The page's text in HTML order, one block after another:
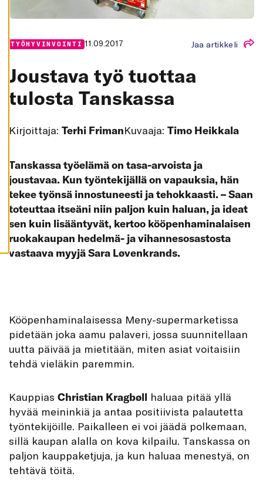
K
I
V
K
A
I
V
Ä
S
T
E
E
T
TYÖHYVINVOINTI 11.09.2017 Jaa artikkeli
Joustava työ tuottaa
tulosta Tanskassa
Kirjoittaja: Terhi FrimanKuvaaja: Timo Heikkala
Tanskassa työelämä on tasa-arvoista ja
joustavaa. Kun työntekijällä on vapauksia, hän
tekee työnsä innostuneesti ja tehokkaasti. – Saan
toteuttaa itseäni niin paljon kuin haluan, ja ideat
sen kuin lisääntyvät, kertoo kööpenhaminalaisen
ruokakaupan hedelmä- ja vihannesosastosta
vastaava myyjä Sara Løvenkrands.
Kööpenhaminalaisessa Meny-supermarketissa
pidetään joka aamu palaveri, jossa suunnitellaan
uutta päivää ja mietitään, miten asiat voitaisiin
tehdä vieläkin paremmin.
Kauppias Christian Kragbøll haluaa pitää yllä
hyvää meininkiä ja antaa positiivista palautetta
työntekijöille. Paikalleen ei voi jäädä polkemaan,
sillä kaupan alalla on kova kilpailu. Tanskassa on
paljon kauppaketjuja, ja kun haluaa menestyä, on
tehtävä töitä.